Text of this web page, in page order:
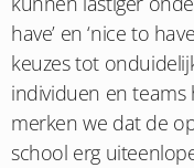
have’ en ‘nice to
keuzes tot
individuen en teams
merken we dat de
school erg